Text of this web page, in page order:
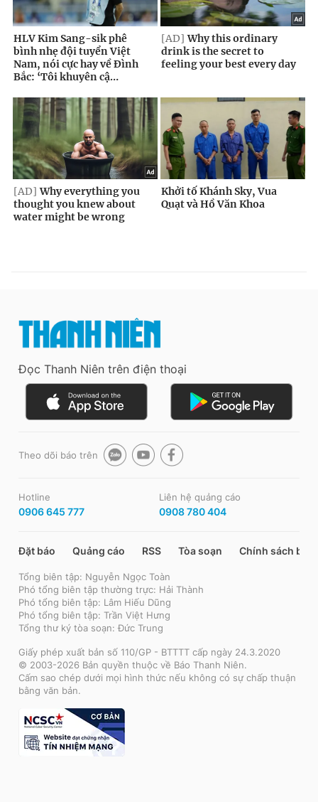
Đọc Thanh Niên trên điện thoại
Theo dõi báo trên
Hotline
0906 645 777
Liên hệ quảng cáo
0908 780 404
Đặt báo Quảng cáo RSS Tòa soạn Chính sách bảo
Tổng biên tập: Nguyễn Ngọc Toàn
Phó tổng biên tập thường trực: Hải Thành
Phó tổng biên tập: Lâm Hiếu Dũng
Phó tổng biên tập: Trần Việt Hưng
Tổng thư ký tòa soạn: Đức Trung
Giấy phép xuất bản số 110/GP - BTTTT cấp ngày 24.3.2020
© 2003-2026 Bản quyền thuộc về Báo Thanh Niên.
Cấm sao chép dưới mọi hình thức nếu không có sự chấp thuận
bằng văn bản.